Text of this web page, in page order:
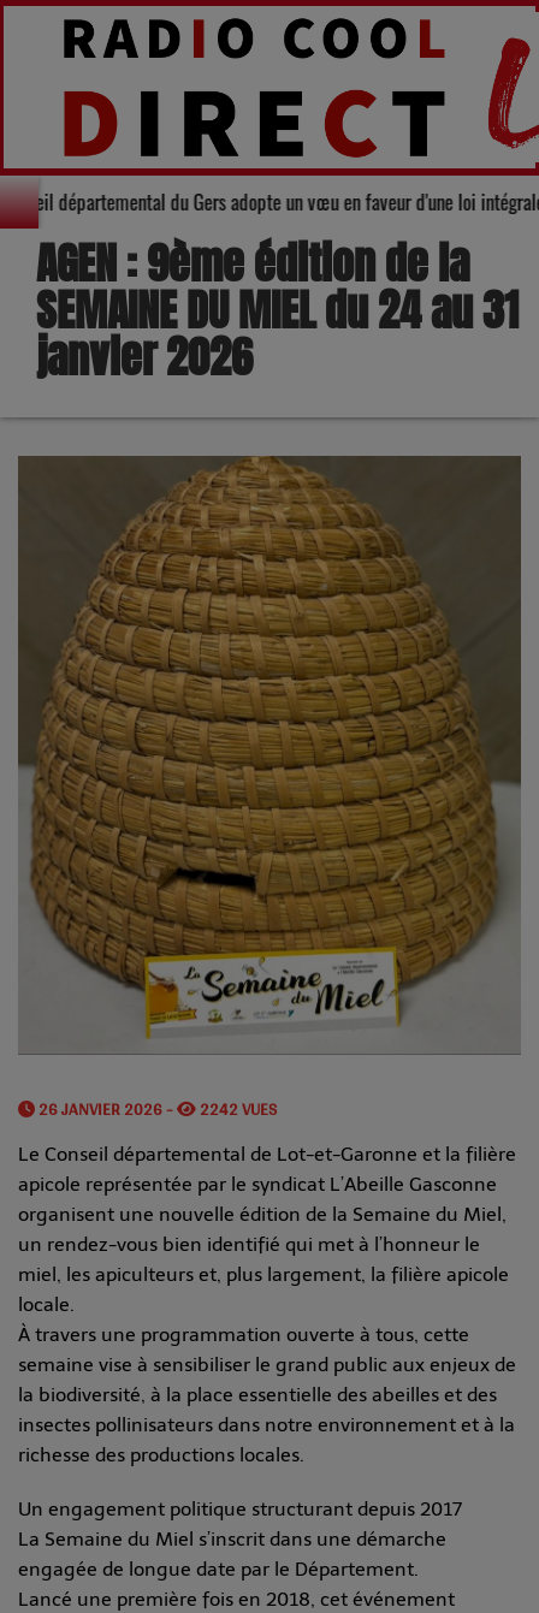
Solidarité : Le Conseil départemental du Gers adopte un vœu en faveur
AGEN : 9ème édition de la
SEMAINE DU MIEL du 24 au 31
janvier 2026
26 JANVIER 2026 - 2242 VUES
Le Conseil départemental de Lot-et-Garonne et la filière
apicole représentée par le syndicat L’Abeille Gasconne
organisent une nouvelle édition de la Semaine du Miel,
un rendez-vous bien identifié qui met à l’honneur le
miel, les apiculteurs et, plus largement, la filière apicole
locale.
À travers une programmation ouverte à tous, cette
semaine vise à sensibiliser le grand public aux enjeux de
la biodiversité, à la place essentielle des abeilles et des
insectes pollinisateurs dans notre environnement et à la
richesse des productions locales.
Un engagement politique structurant depuis 2017
La Semaine du Miel s’inscrit dans une démarche
engagée de longue date par le Département.
Lancé une première fois en 2018, cet événement